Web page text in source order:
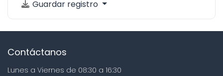
Guardar registro
Contáctanos
Lunes a Viernes de 08:30 a 16:30